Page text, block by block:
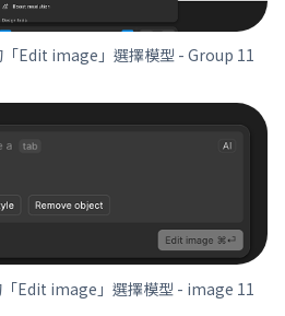
Edit image」選擇模型 - Group 11
Edit image」選擇模型 - image 11